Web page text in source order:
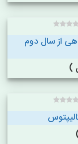
از سال دوم